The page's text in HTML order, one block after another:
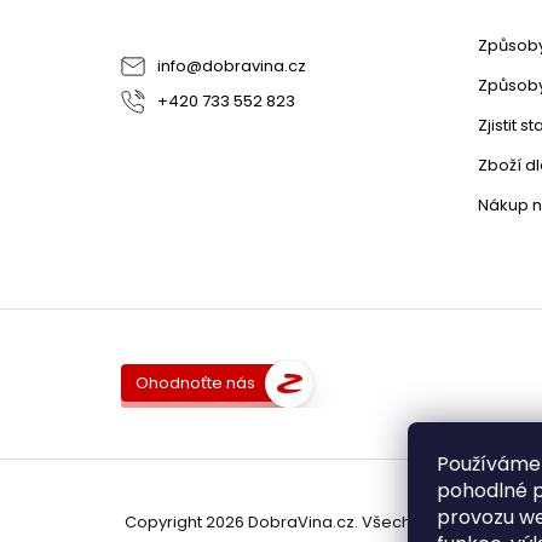
pohodlné
provozu
info@dobravina.cz
+420 733 552 823
Zjistit
Zboží
Nákup
Ohodnoťte nás
Copyright 2026 DobraVina.cz. Všechna práva